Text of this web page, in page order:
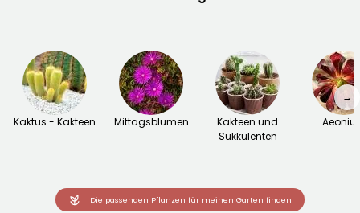
Kaktus - Kakteen Mittagsblumen
Kakteen und
Sukkulenten
→
Die passenden Pflanzen für meinen Garten finden